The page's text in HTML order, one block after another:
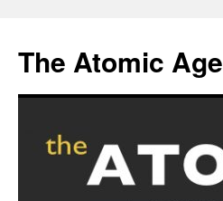
content
The Atomic Age